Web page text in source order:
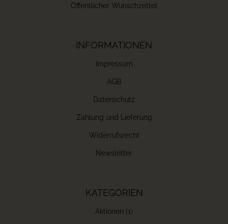
Öffentlicher Wunschzettel
INFORMATIONEN
Impressum
AGB
Datenschutz
Zahlung und Lieferung
Widerrufsrecht
Newsletter
KATEGORIEN
Aktionen (1)